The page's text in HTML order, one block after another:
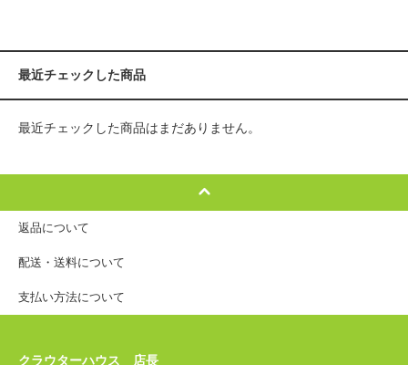
最近チェックした商品
最近チェックした商品はまだありません。
返品について
配送・送料について
支払い方法について
クラウターハウス 店長